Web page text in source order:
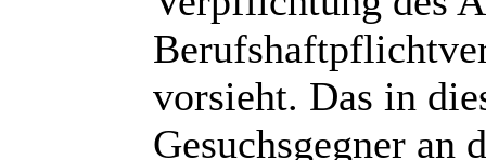
vorsieht. Das in
Gesuchsgegner an